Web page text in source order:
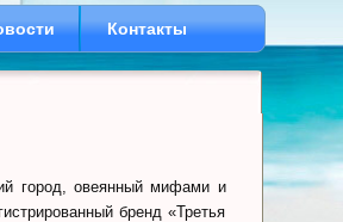
Контакты
город, овеянный мифами и
бренд «Третья